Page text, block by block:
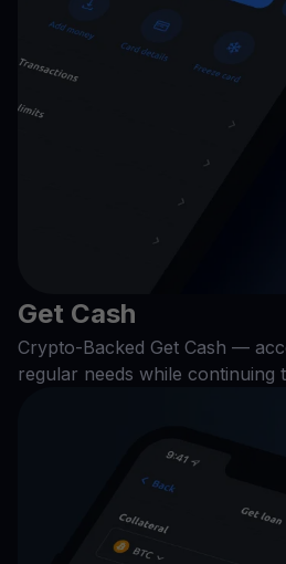
Get Cash
Crypto-Backed Get Cash —
regular needs while continuing